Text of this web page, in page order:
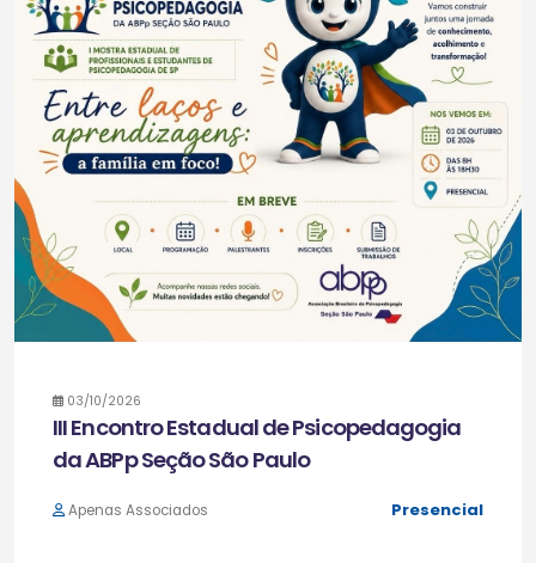
03/10/2026
III Encontro Estadual de Psicopedagogia
da ABPp Seção São Paulo
Presencial
Apenas Associados